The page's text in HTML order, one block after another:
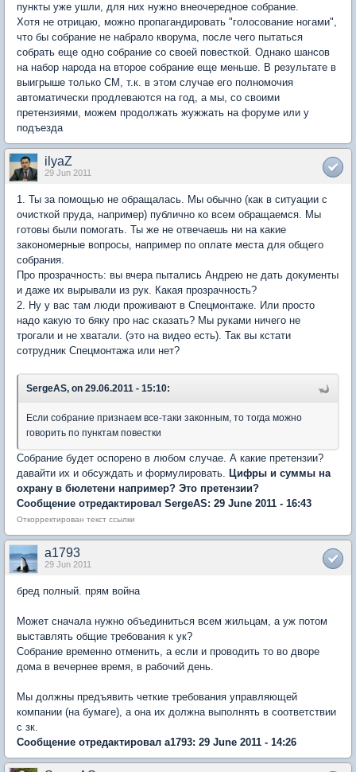
пункты уже ушли, для них нужно внеочередное собрание.
Хотя не отрицаю, можно пропагандировать "голосование ногами",
что бы собрание не набрало кворума, после чего пытаться
собрать еще одно собрание со своей повесткой. Однако шансов
на набор народа на второе собрание еще меньше. В результате в
выигрыше только СМ, т.к. в этом случае его полномочия
автоматически продлеваются на год, а мы, со своими
претензиями, можем продолжать жужжать на форуме или у
подъезда
ilyaZ
29 Jun 2011
1. Ты за помощью не обращалась. Мы обычно (как в ситуации с
очисткой пруда, например) публично ко всем обращаемся. Мы
готовы были помогать. Ты же не отвечаешь ни на какие
закономерные вопросы, например по оплате места для общего
собрания.
Про прозрачность: вы вчера пытались Андрею не дать документы
и даже их вырывали из рук. Какая прозрачность?
2. Ну у вас там люди проживают в Спецмонтаже. Или просто
надо какую то бяку про нас сказать? Мы руками ничего не
трогали и не хватали. (это на видео есть). Так вы кстати
сотрудник Спецмонтажа или нет?
SergeAS, on 29.06.2011 - 15:10:
Если собрание признаем все-таки законным, то тогда можно
говорить по пунктам повестки
Собрание будет оспорено в любом случае. А какие претензии?
давайти их и обсуждать и формулировать. Цифры и суммы на
охрану в бюлетени например? Это претензии?
Сообщение отредактировал SergeAS: 29 June 2011 - 16:43
Откорректирован текст ссылки
a1793
29 Jun 2011
бред полный. прям война
Может сначала нужно объединиться всем жильцам, а уж потом
выставлять общие требования к ук?
Собрание временно отменить, а если и проводить то во дворе
дома в вечернее время, в рабочий день.
Мы должны предъявить четкие требования управляющей
компании (на бумаге), а она их должна выполнять в соответствии
с зк.
Сообщение отредактировал a1793: 29 June 2011 - 14:26